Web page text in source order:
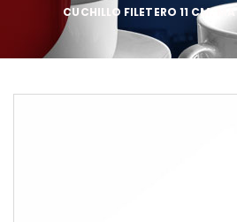
CUCHILLO FILETERO 11 CM.